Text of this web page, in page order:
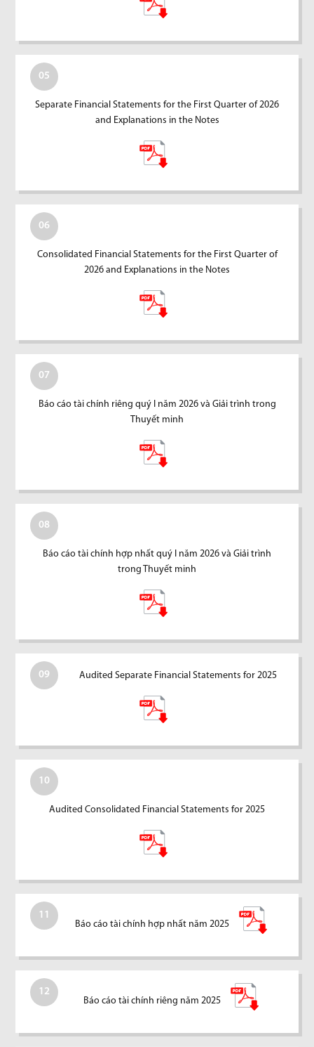
05
Separate Financial Statements for the First Quarter of 2026
and Explanations in the Notes
06
Consolidated Financial Statements for the First Quarter of
2026 and Explanations in the Notes
07
Báo cáo tài chính riêng quý I năm 2026 và Giải trình trong
Thuyết minh
08
Báo cáo tài chính hợp nhất quý I năm 2026 và Giải trình
trong Thuyết minh
09 Audited Separate Financial Statements for 2025
10
Audited Consolidated Financial Statements for 2025
11
Báo cáo tài chính hợp nhất năm 2025
12
Báo cáo tài chính riêng năm 2025